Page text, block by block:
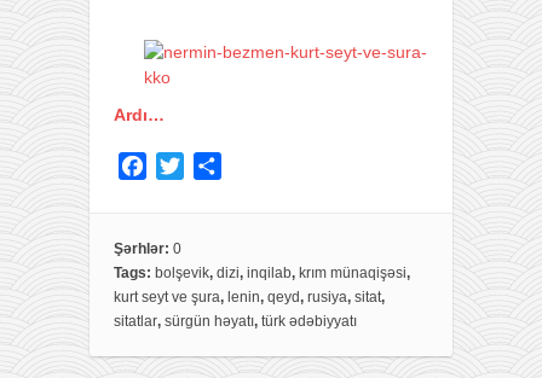
Ardı…
e
b
o
o
k
t
e
r
e
Şərhlər: 0
Tags: bolşevik, dizi, inqilab, krım münaqişəsi,
kurt seyt ve şura, lenin, qeyd, rusiya, sitat,
sitatlar, sürgün həyatı, türk ədəbiyyatı